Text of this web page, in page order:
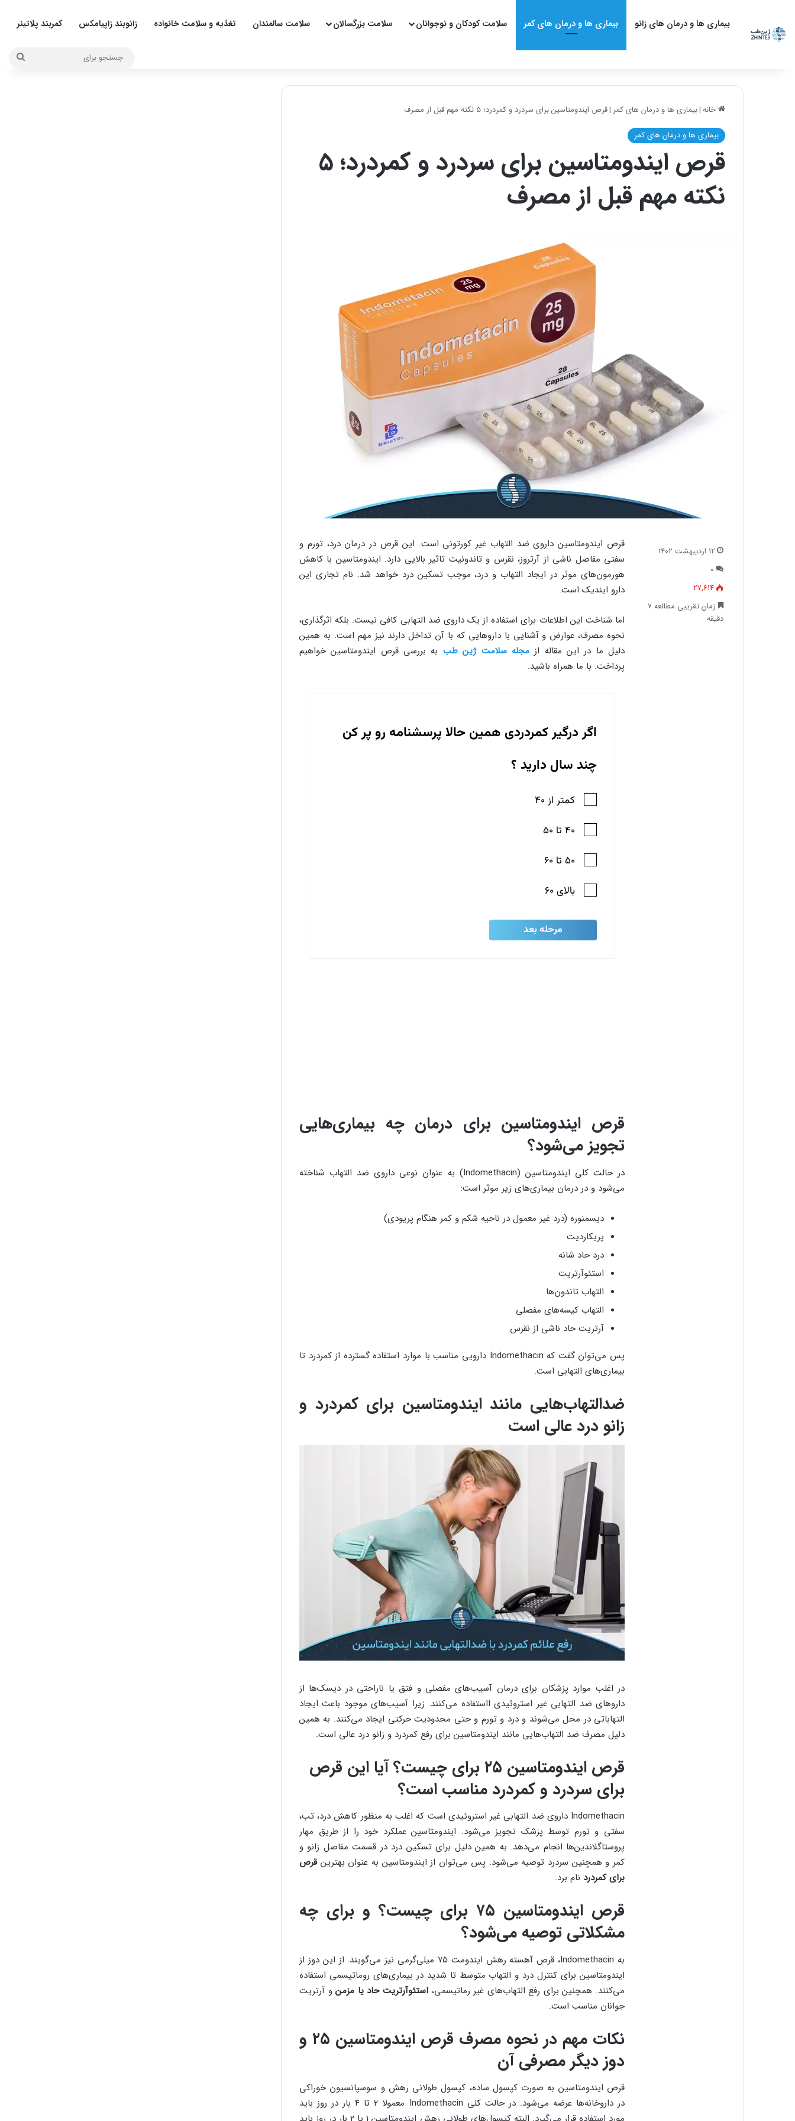
بیماری ها و درمان های زانو بیماری ها و درمان های کمر سلامت کودکان و نوجوانان سلامت بزرگسالان سلامت سالمندان تغذیه و سلامت خانواده زانوبند زاپیامکس کمربند پلاتینر
خانه|بیماری ها و درمان های کمر |قرص ایندومتاسین برای سردرد و کمردرد؛ ۵ نکته مهم قبل از مصرف
بیماری ها و درمان های کمر
قرص ایندومتاسین برای سردرد و کمردرد؛ ۵
نکته مهم قبل از مصرف
قرص ایندومتاسین داروی ضد التهاب غیر کورتونی است. این قرص در درمان درد، تورم و
سفتی مفاصل ناشی از آرتروز، نقرس و تاندونیت تاثیر بالایی دارد. ایندومتاسین با کاهش
هورمون‌های موثر در ایجاد التهاب و درد، موجب تسکین درد خواهد شد. نام تجاری این
دارو ایندیک است.
اما شناخت این اطلاعات برای استفاده از یک داروی ضد التهابی کافی نیست. بلکه اثرگذاری،
نحوه مصرف، عوارض و آشنایی با داروهایی که با آن تداخل دارند نیز مهم است. به همین
دلیل ما در این مقاله ازمجله سلامت ژین طب به بررسی قرص ایندومتاسین خواهیم
پرداخت. با ما همراه باشید.
قرص ایندومتاسین برای درمان چه بیماری‌هایی
تجویز می‌شود؟
در حالت کلی ایندومتاسین (Indomethacin) به عنوان نوعی داروی ضد التهاب شناخته
می‌شود و در درمان بیماری‌های زیر موثر است:
دیسمنوره (درد غیر معمول در ناحیه شکم و کمر هنگام پریودی)
پریکاردیت
درد حاد شانه
استئوآرتریت
التهاب تاندون‌ها
التهاب کیسه‌های مفصلی
آرتریت حاد ناشی از نقرس
پس می‌توان گفت که Indomethacin دارویی مناسب با موارد استفاده گسترده از کمردرد تا
بیماری‌های التهابی است.
ضدالتهاب‌هایی مانند ایندومتاسین برای کمردرد و
زانو درد عالی است
در اغلب موارد پزشکان برای درمان آسیب‌های مفصلی و فتق یا ناراحتی در دیسک‌ها از
داروهای ضد التهابی غیر استروئیدی ااستفاده می‌کنند. زیرا آسیب‌های موجود باعث ایجاد
التهاباتی در محل می‌شوند و درد و تورم و حتی محدودیت حرکتی ایجاد می‌کنند. به همین
دلیل مصرف ضد التهاب‌هایی مانند ایندومتاسین برای رفع کمردرد و زانو درد عالی است.
قرص ایندومتاسین ۲۵ برای چیست؟ آیا این قرص
برای سردرد و کمردرد مناسب است؟
Indomethacin داروی ضد التهابی غیر استروئیدی است که اغلب به منظور کاهش درد، تب،
سفتی و تورم توسط پزشک تجویز می‌شود. ایندومتاسین عملکرد خود را از طریق مهار
پروستاگلاندین‌ها انجام می‌دهد. به همین دلیل برای تسکین درد در قسمت مفاصل زانو و
کمر و همچنین سردرد توصیه می‌شود. پس می‌توان از ایندومتاسین به عنوان بهترینقرص
برای کمردرد نام برد.
قرص ایندومتاسین ۷۵ برای چیست؟ و برای چه
مشکلاتی توصیه می‌شود؟
به Indomethacin، قرص آهسته رهش ایندومت ۷۵ میلی‌گرمی نیز می‌گویند. از این دوز از
ایندومتاسین برای کنترل درد و التهاب متوسط تا شدید در بیماری‌های روماتیسمی استفاده
می‌کنند. همچنین برای رفع التهاب‌های غیر رماتیسمی،استئوآرتریت حاد یا مزمنو آرتریت
جوانان مناسب است.
نکات مهم در نحوه مصرف قرص ایندومتاسین ۲۵ و
دوز دیگر مصرفی آن
قرص ایندومتاسین به صورت کپسول ساده، کپسول طولانی رهش و سوسپانسیون خوراکی
در داروخانه‌ها عرضه می‌شود. در حالت کلی Indomethacin معمولا ۲ تا ۴ بار در روز باید
۱۲ اردیبهشت ۱۴۰۲
۰
27,614
زمان تقریبی مطالعه ۷
دقیقه